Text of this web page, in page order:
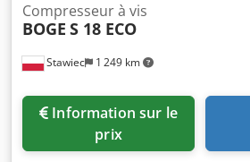
Stawiec 1 249 km
Compresseur à vis
BOGE S 18 ECO
prix